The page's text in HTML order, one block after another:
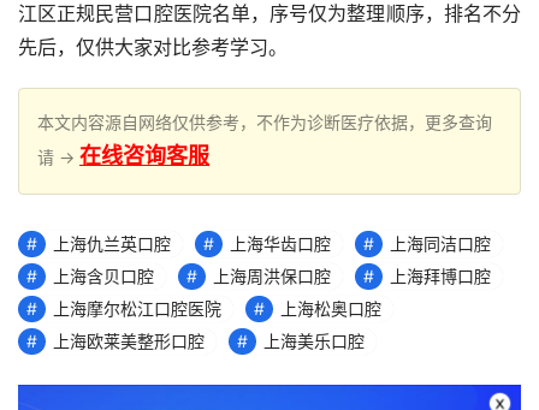
江区正规民营口腔医院名单，序号仅为整理顺序，排名不分
先后，仅供大家对比参考学习。
本文内容源自网络仅供参考，不作为诊断医疗依据，更多查询
请 → 在线咨询客服
上海仇兰英口腔 上海华齿口腔
上海同洁口腔
上海含贝口腔
上海周洪保口腔
上海拜博口腔
上海摩尔松江口腔医院
上海松奥口腔
上海欧莱美整形口腔
上海美乐口腔